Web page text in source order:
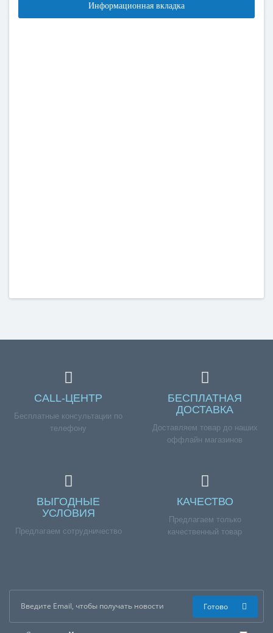
Информационная вкладка
CALL-ЦЕНТР
Бесплатные консультации по
телефону
БЕСПЛАТНАЯ
ДОСТАВКА
Доставляем товар до наших
оффлайн магазинов
ВЫГОДНЫЕ
УСЛОВИЯ
Предлагаем сотрудничество
КАЧЕСТВО
Предлагаем только
качественный товар
Готово